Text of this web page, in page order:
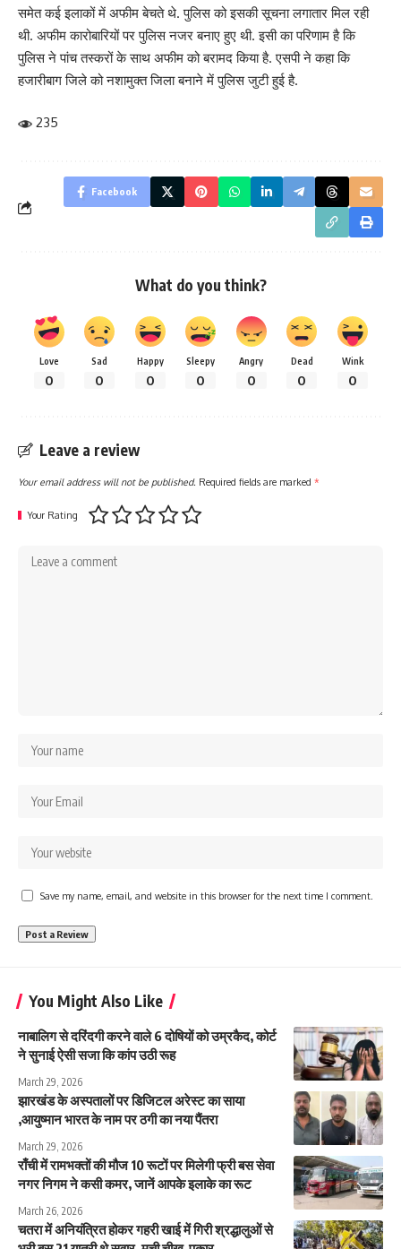
समेत कई इलाकों में अफीम बेचते थे. पुलिस को इसकी सूचना लगातार मिल रही
थी. अफीम कारोबारियों पर पुलिस नजर बनाए हुए थी. इसी का परिणाम है कि
पुलिस ने पांच तस्करों के साथ अफीम को बरामद किया है. एसपी ने कहा कि
हजारीबाग जिले को नशामुक्त जिला बनाने में पुलिस जुटी हुई है.
235
Facebook
What do you think?
Love
0
Sad
0
Happy
0
Sleepy
0
Angry
0
Dead
0
Wink
0
Leave a review
Your email address will not be published. Required fields are marked *
Your Rating
Save my name, email, and website in this browser for the next time I comment.
You Might Also Like
नाबालिग से दरिंदगी करने वाले 6 दोषियों को उम्रकैद, कोर्ट
ने सुनाई ऐसी सजा कि कांप उठी रूह
March 29, 2026
झारखंड के अस्पतालों पर डिजिटल अरेस्ट का साया
,आयुष्मान भारत के नाम पर ठगी का नया पैंतरा
March 29, 2026
राँची में रामभक्तों की मौज 10 रूटों पर मिलेगी फ्री बस सेवा
नगर निगम ने कसी कमर, जानें आपके इलाके का रूट
March 26, 2026
चतरा में अनियंत्रित होकर गहरी खाई में गिरी श्रद्धालुओं से